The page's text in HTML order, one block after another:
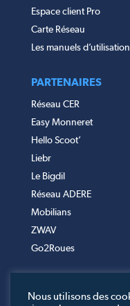
Espace client Pro
Carte Réseau
Les manuels d’utilisation
PARTENAIRES
Réseau CER
Easy Monneret
Hello Scoot’
Liebr
Le Bigdil
Réseau ADERE
Mobilians
ZWAV
Go2Roues
Nous utilisons des